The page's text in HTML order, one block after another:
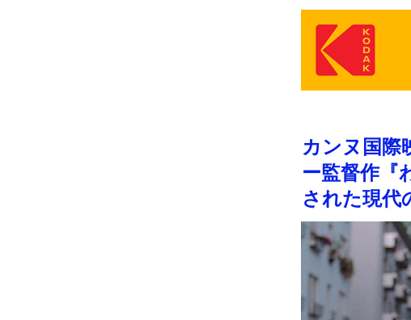
カンヌ国際
ー監督作『
された現代